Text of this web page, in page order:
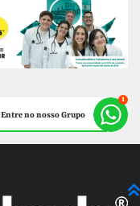
Entre no nosso Grupo